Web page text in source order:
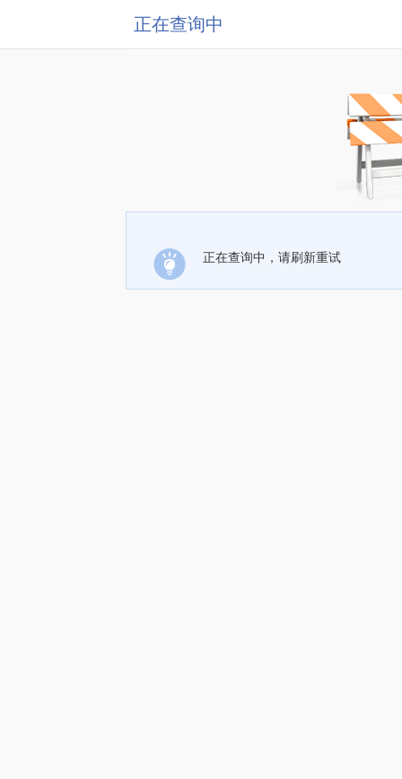
正在查询中
正在查询中，请刷新重试